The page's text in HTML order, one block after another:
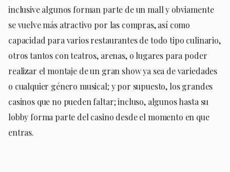
inclusive algunos forman parte de un mall y obviamente
se vuelve más atractivo por las compras, así como
capacidad para varios restaurantes de todo tipo culinario,
otros tantos con teatros, arenas, o lugares para poder
realizar el montaje de un gran show ya sea de variedades
o cualquier género musical; y por supuesto, los grandes
casinos que no pueden faltar; incluso, algunos hasta su
lobby forma parte del casino desde el momento en que
entras.